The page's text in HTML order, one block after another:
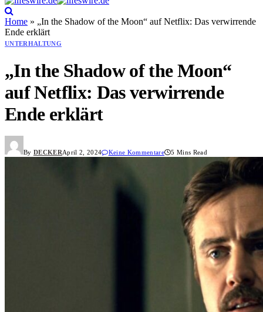
Home » „In the Shadow of the Moon“ auf Netflix: Das verwirrende
Ende erklärt
UNTERHALTUNG
„In the Shadow of the Moon“
auf Netflix: Das verwirrende
Ende erklärt
By DECKERApril 2, 2024 Keine Kommentare 5 Mins Read